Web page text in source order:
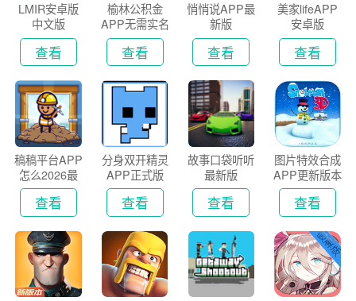
LMIR安卓版
中文版
查看
榆林公积金
APP无需实名
认证版
查看
悄悄说APP最
新版
查看
美家lifeAPP
安卓版
查看
稿稿平台APP
怎么2026最
新版
查看
分身双开精灵
APP正式版
查看
故事口袋听听
最新版
查看
图片特效合成
APP更新版本
2026
查看